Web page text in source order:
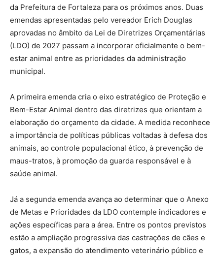
da Prefeitura de Fortaleza para os próximos anos. Duas
emendas apresentadas pelo vereador Erich Douglas
aprovadas no âmbito da Lei de Diretrizes Orçamentárias
(LDO) de 2027 passam a incorporar oficialmente o bem-
estar animal entre as prioridades da administração
municipal.
A primeira emenda cria o eixo estratégico de Proteção e
Bem-Estar Animal dentro das diretrizes que orientam a
elaboração do orçamento da cidade. A medida reconhece
a importância de políticas públicas voltadas à defesa dos
animais, ao controle populacional ético, à prevenção de
maus-tratos, à promoção da guarda responsável e à
saúde animal.
Já a segunda emenda avança ao determinar que o Anexo
de Metas e Prioridades da LDO contemple indicadores e
ações específicas para a área. Entre os pontos previstos
estão a ampliação progressiva das castrações de cães e
gatos, a expansão do atendimento veterinário público e